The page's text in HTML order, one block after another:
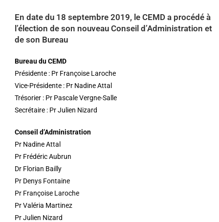
En date du 18 septembre 2019, le CEMD a procédé à
l’élection de son nouveau Conseil d’Administration et
de son Bureau
Bureau du CEMD
Présidente : Pr Françoise Laroche
Vice-Présidente : Pr Nadine Attal
Trésorier : Pr Pascale Vergne-Salle
Secrétaire : Pr Julien Nizard
Conseil d’Administration
Pr Nadine Attal
Pr Frédéric Aubrun
Dr Florian Bailly
Pr Denys Fontaine
Pr Françoise Laroche
Pr Valéria Martinez
Pr Julien Nizard